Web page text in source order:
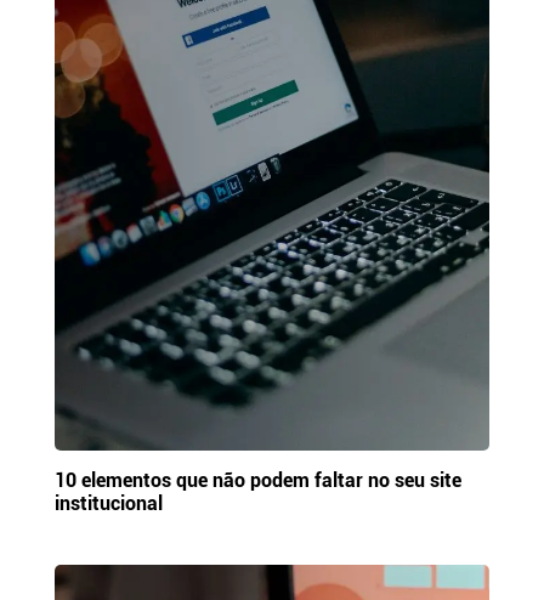
10 elementos que não podem faltar no seu site
institucional